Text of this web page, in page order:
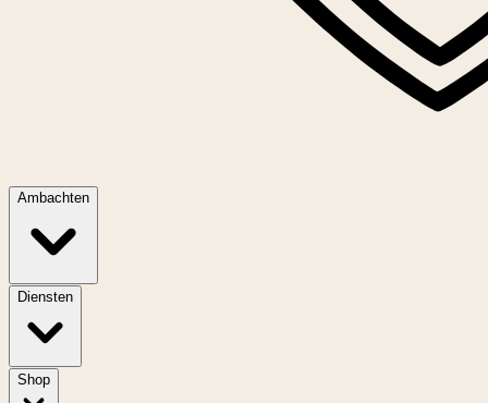
Ambachten
Diensten
Shop